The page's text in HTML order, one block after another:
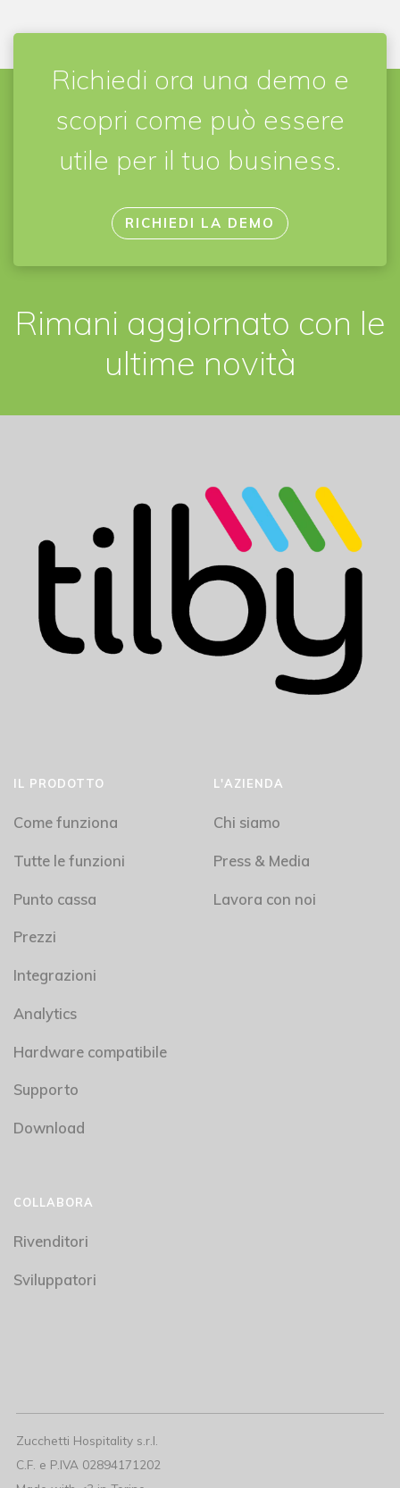
Rimani aggiornato con le
ultime novità
Richiedi ora una demo e
scopri come può essere
utile per il tuo business.
RICHIEDI LA DEMO
IL PRODOTTO
Come funziona
Tutte le funzioni
Punto cassa
Prezzi
Integrazioni
Analytics
Hardware compatibile
Supporto
Download
L'AZIENDA
Chi siamo
Press & Media
Lavora con noi
COLLABORA
Rivenditori
Sviluppatori
Zucchetti Hospitality s.r.l.
C.F. e P.IVA 02894171202